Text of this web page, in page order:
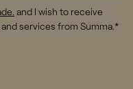
. and I wish to receive
services from Summa.*